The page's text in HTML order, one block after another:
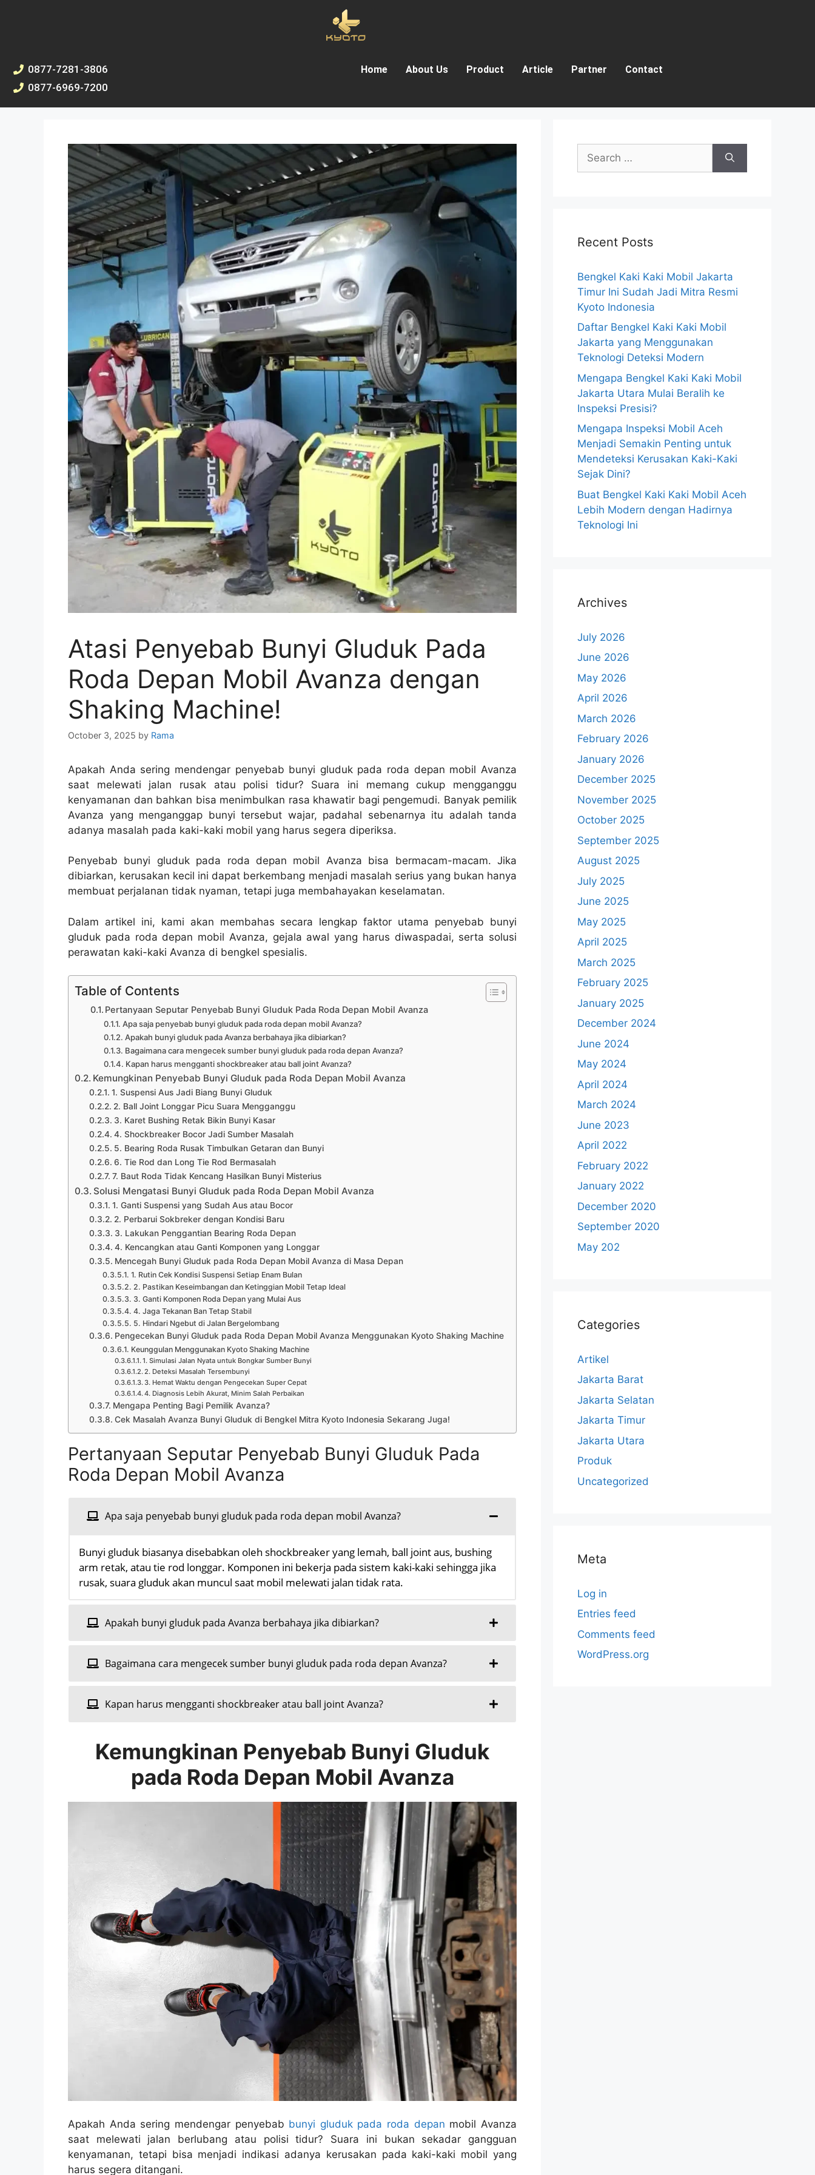
0877-7281-3806
0877-6969-7200
Home About Us Product Article Partner Contact
Atasi Penyebab Bunyi Gluduk Pada
Roda Depan Mobil Avanza dengan
Shaking Machine!
October 3, 2025 by Rama
Apakah Anda sering mendengar penyebab bunyi gluduk pada roda depan mobil Avanza
saat melewati jalan rusak atau polisi tidur? Suara ini memang cukup mengganggu
kenyamanan dan bahkan bisa menimbulkan rasa khawatir bagi pengemudi. Banyak pemilik
Avanza yang menganggap bunyi tersebut wajar, padahal sebenarnya itu adalah tanda
adanya masalah pada kaki-kaki mobil yang harus segera diperiksa.
Penyebab bunyi gluduk pada roda depan mobil Avanza bisa bermacam-macam. Jika
dibiarkan, kerusakan kecil ini dapat berkembang menjadi masalah serius yang bukan hanya
membuat perjalanan tidak nyaman, tetapi juga membahayakan keselamatan.
Dalam artikel ini, kami akan membahas secara lengkap faktor utama penyebab bunyi
gluduk pada roda depan mobil Avanza, gejala awal yang harus diwaspadai, serta solusi
perawatan kaki-kaki Avanza di bengkel spesialis.
Table of Contents
Pertanyaan Seputar Penyebab Bunyi Gluduk Pada Roda Depan Mobil Avanza
Apa saja penyebab bunyi gluduk pada roda depan mobil Avanza?
Apakah bunyi gluduk pada Avanza berbahaya jika dibiarkan?
Bagaimana cara mengecek sumber bunyi gluduk pada roda depan Avanza?
Kapan harus mengganti shockbreaker atau ball joint Avanza?
Kemungkinan Penyebab Bunyi Gluduk pada Roda Depan Mobil Avanza
1. Suspensi Aus Jadi Biang Bunyi Gluduk
2. Ball Joint Longgar Picu Suara Mengganggu
3. Karet Bushing Retak Bikin Bunyi Kasar
4. Shockbreaker Bocor Jadi Sumber Masalah
5. Bearing Roda Rusak Timbulkan Getaran dan Bunyi
6. Tie Rod dan Long Tie Rod Bermasalah
7. Baut Roda Tidak Kencang Hasilkan Bunyi Misterius
Solusi Mengatasi Bunyi Gluduk pada Roda Depan Mobil Avanza
1. Ganti Suspensi yang Sudah Aus atau Bocor
2. Perbarui Sokbreker dengan Kondisi Baru
3. Lakukan Penggantian Bearing Roda Depan
4. Kencangkan atau Ganti Komponen yang Longgar
Mencegah Bunyi Gluduk pada Roda Depan Mobil Avanza di Masa Depan
1. Rutin Cek Kondisi Suspensi Setiap Enam Bulan
2. Pastikan Keseimbangan dan Ketinggian Mobil Tetap Ideal
3. Ganti Komponen Roda Depan yang Mulai Aus
4. Jaga Tekanan Ban Tetap Stabil
5. Hindari Ngebut di Jalan Bergelombang
Pengecekan Bunyi Gluduk pada Roda Depan Mobil Avanza Menggunakan Kyoto Shaking Machine
Keunggulan Menggunakan Kyoto Shaking Machine
1. Simulasi Jalan Nyata untuk Bongkar Sumber Bunyi
2. Deteksi Masalah Tersembunyi
3. Hemat Waktu dengan Pengecekan Super Cepat
4. Diagnosis Lebih Akurat, Minim Salah Perbaikan
Mengapa Penting Bagi Pemilik Avanza?
Cek Masalah Avanza Bunyi Gluduk di Bengkel Mitra Kyoto Indonesia Sekarang Juga!
Pertanyaan Seputar Penyebab Bunyi Gluduk Pada
Roda Depan Mobil Avanza
Apa saja penyebab bunyi gluduk pada roda depan mobil Avanza?
Bunyi gluduk biasanya disebabkan oleh shockbreaker yang lemah, ball joint aus, bushing
arm retak, atau tie rod longgar. Komponen ini bekerja pada sistem kaki-kaki sehingga jika
rusak, suara gluduk akan muncul saat mobil melewati jalan tidak rata.
Apakah bunyi gluduk pada Avanza berbahaya jika dibiarkan?
Bagaimana cara mengecek sumber bunyi gluduk pada roda depan Avanza?
Kapan harus mengganti shockbreaker atau ball joint Avanza?
Kemungkinan Penyebab Bunyi Gluduk
pada Roda Depan Mobil Avanza
Apakah Anda sering mendengar penyebab bunyi gluduk pada roda depan mobil Avanza
saat melewati jalan berlubang atau polisi tidur? Suara ini bukan sekadar gangguan
kenyamanan, tetapi bisa menjadi indikasi adanya kerusakan pada kaki-kaki mobil yang
harus segera ditangani.
Recent Posts
Bengkel Kaki Kaki Mobil Jakarta
Timur Ini Sudah Jadi Mitra Resmi
Kyoto Indonesia
Daftar Bengkel Kaki Kaki Mobil
Jakarta yang Menggunakan
Teknologi Deteksi Modern
Mengapa Bengkel Kaki Kaki Mobil
Jakarta Utara Mulai Beralih ke
Inspeksi Presisi?
Mengapa Inspeksi Mobil Aceh
Menjadi Semakin Penting untuk
Mendeteksi Kerusakan Kaki-Kaki
Sejak Dini?
Buat Bengkel Kaki Kaki Mobil Aceh
Lebih Modern dengan Hadirnya
Teknologi Ini
Archives
July 2026
June 2026
May 2026
April 2026
March 2026
February 2026
January 2026
December 2025
November 2025
October 2025
September 2025
August 2025
July 2025
June 2025
May 2025
April 2025
March 2025
February 2025
January 2025
December 2024
June 2024
May 2024
April 2024
March 2024
June 2023
April 2022
February 2022
January 2022
December 2020
September 2020
May 202
Categories
Artikel
Jakarta Barat
Jakarta Selatan
Jakarta Timur
Jakarta Utara
Produk
Uncategorized
Meta
Log in
Entries feed
Comments feed
WordPress.org